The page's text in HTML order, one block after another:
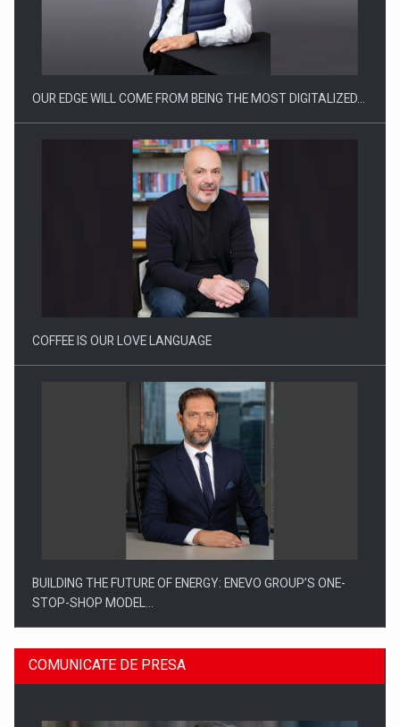
Producatorii si comerciantii care nu se supun noilor
Proteinmaxxing and the Future of Protein Demand
OUR EDGE WILL COME FROM BEING THE MOST DIGITALIZED…
COFFEE IS OUR LOVE LANGUAGE
BUILDING THE FUTURE OF ENERGY: ENEVO GROUP’S ONE-
STOP-SHOP MODEL…
COMUNICATE DE PRESA